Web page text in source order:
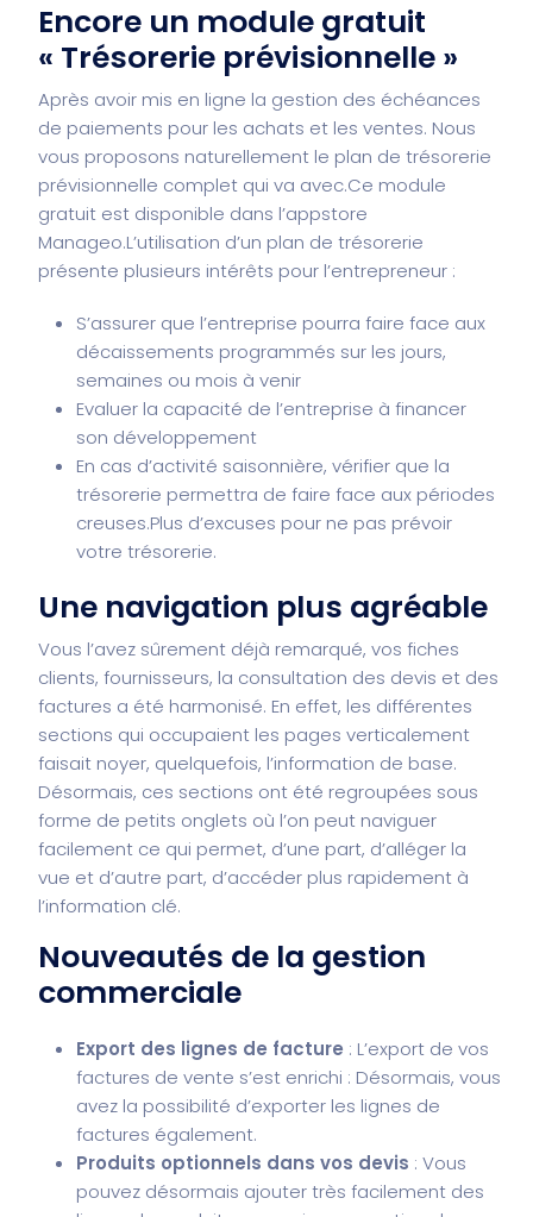
Encore un module gratuit
« Trésorerie prévisionnelle »
Après avoir mis en ligne la gestion des échéances
de paiements pour les achats et les ventes. Nous
vous proposons naturellement le plan de trésorerie
prévisionnelle complet qui va avec.Ce module
gratuit est disponible dans l’appstore
Manageo.L’utilisation d’un plan de trésorerie
présente plusieurs intérêts pour l’entrepreneur :
S’assurer que l’entreprise pourra faire face aux
décaissements programmés sur les jours,
semaines ou mois à venir
Evaluer la capacité de l’entreprise à financer
son développement
En cas d’activité saisonnière, vérifier que la
trésorerie permettra de faire face aux périodes
creuses.Plus d’excuses pour ne pas prévoir
votre trésorerie.
Une navigation plus agréable
Vous l’avez sûrement déjà remarqué, vos fiches
clients, fournisseurs, la consultation des devis et des
factures a été harmonisé. En effet, les différentes
sections qui occupaient les pages verticalement
faisait noyer, quelquefois, l’information de base.
Désormais, ces sections ont été regroupées sous
forme de petits onglets où l’on peut naviguer
facilement ce qui permet, d’une part, d’alléger la
vue et d’autre part, d’accéder plus rapidement à
l’information clé.
Nouveautés de la gestion
commerciale
Export des lignes de facture : L’export de vos
factures de vente s’est enrichi : Désormais, vous
avez la possibilité d’exporter les lignes de
factures également.
Produits optionnels dans vos devis : Vous
pouvez désormais ajouter très facilement des